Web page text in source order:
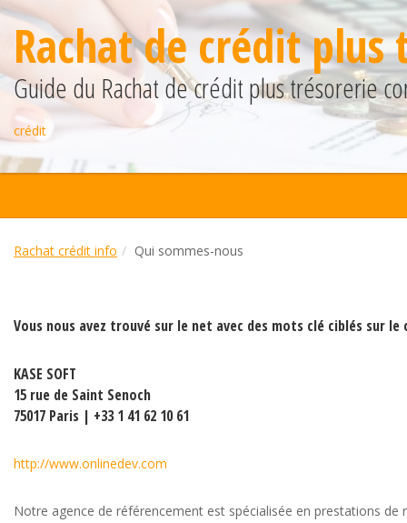
Rachat de crédit plus
Guide du Rachat de crédit plus trésorerie
crédit
Rachat crédit info Qui sommes-nous
Vous nous avez trouvé sur le net avec des mots clé ciblés sur
KASE SOFT
15 rue de Saint Senoch
75017 Paris | +33 1 41 62 10 61
http://www.onlinedev.com
Notre agence de référencement est spécialisée en prestations